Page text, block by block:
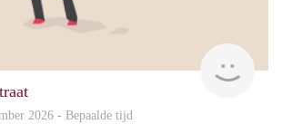
2026 - Bepaalde tijd